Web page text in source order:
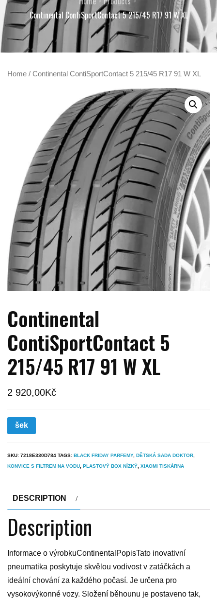
Continental ContiSportContact 5 215/45 R17 91 W XL
Home / Continental ContiSportContact 5 215/45 R17 91 W XL
Continental
ContiSportContact 5
215/45 R17 91 W XL
2 920,00Kč
šek
SKU: 7218E330D784 TAGS: BLACK FRIDAY PARFEMY, DĚTSKÁ SADA DOKTOR,
KONVICE S FILTREM NA VODU, PLASTOVÝ BOX NÍZKÝ, XIAOMI TISKÁRNA
DESCRIPTION
Description
Informace o výrobkuContinentalPopisTato inovativní
pneumatika poskytuje skvělou vodivost v zatáčkách a
ideální chování za každého počasí. Je určena pro
vysokovýkonné vozy. Složení běhounu je postaveno tak,